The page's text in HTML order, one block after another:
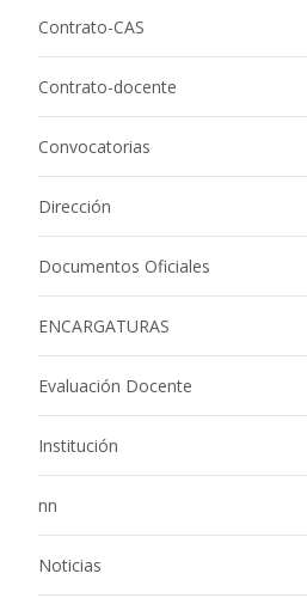
Contrato-CAS
Contrato-docente
Convocatorias
Dirección
Documentos Oficiales
ENCARGATURAS
Evaluación Docente
Institución
nn
Noticias